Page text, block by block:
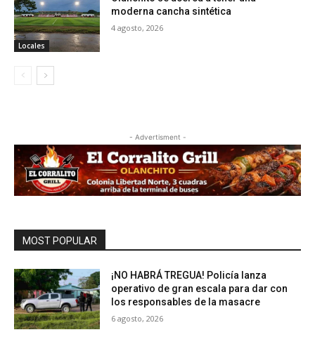
Locales
moderna cancha sintética
4 agosto, 2026
- Advertisment -
MOST POPULAR
¡NO HABRÁ TREGUA! Policía lanza
operativo de gran escala para dar con
los responsables de la masacre
6 agosto, 2026